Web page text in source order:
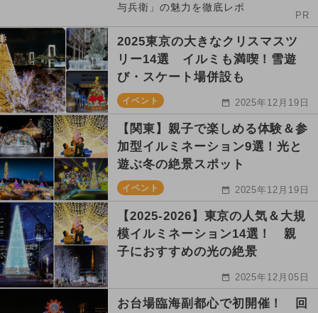
与兵衛」の魅力を徹底レポ
PR
2025東京の大きなクリスマスツ
リー14選 イルミも満喫！雪遊
び・スケート場併設も
イベント 2025年12月19日
【関東】親子で楽しめる体験＆参
加型イルミネーション9選！光と
遊ぶ冬の絶景スポット
イベント 2025年12月19日
【2025-2026】東京の人気＆大規
模イルミネーション14選！ 親
子におすすめの光の絶景
2025年12月05日
お台場臨海副都心で初開催！ 回